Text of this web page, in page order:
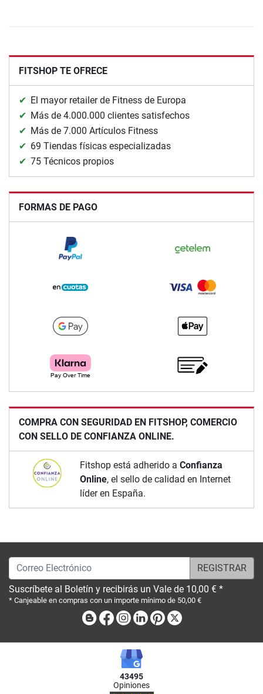
FITSHOP TE OFRECE
El mayor retailer de Fitness de Europa
Más de 4.000.000 clientes satisfechos
Más de 7.000 Artículos Fitness
69 Tiendas físicas especializadas
75 Técnicos propios
FORMAS DE PAGO
COMPRA CON SEGURIDAD EN FITSHOP, COMERCIO
CON SELLO DE CONFIANZA ONLINE.
Fitshop está adherido a Confianza
Online, el sello de calidad en Internet
líder en España.
Correo Electrónico
Suscríbete al Boletín y recibirás un Vale de 10,00 € *
* Canjeable en compras con un importe mínimo de 50,00 €
BlogFacebook
Instagram
LinkedinPinterest
43495
Opiniones